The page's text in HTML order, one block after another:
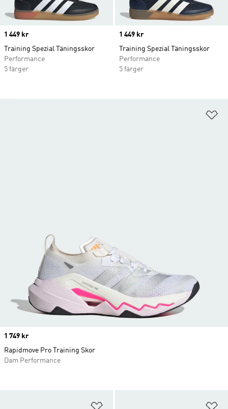
Price
1 449 kr
Training Spezial Täningsskor
Performance
5 färger
Price
1 449 kr
Training Spezial Täningsskor
Performance
5 färger
Price
1 749 kr
Rapidmove Pro Training Skor
Dam Performance